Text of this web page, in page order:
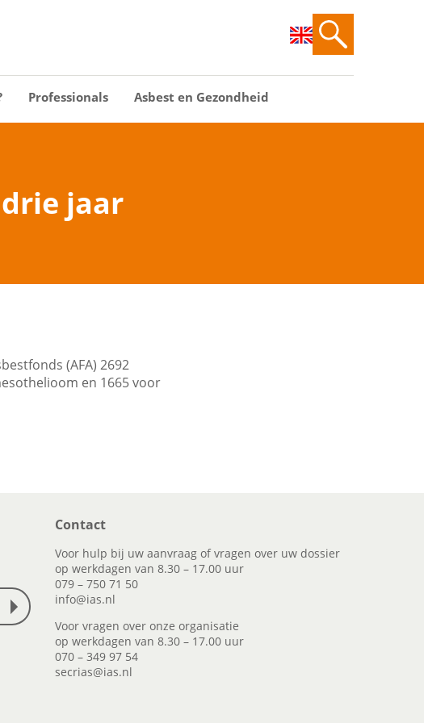
Professionals Asbest en Gezondheid
jaar
(AFA) 2692
en 1665 voor
Contact
Voor hulp bij uw aanvraag of vragen over uw dossier
op werkdagen van 8.30 – 17.00 uur
079 – 750 71 50
info@ias.nl
Voor vragen over onze organisatie
op werkdagen van 8.30 – 17.00 uur
070 – 349 97 54
secrias@ias.nl